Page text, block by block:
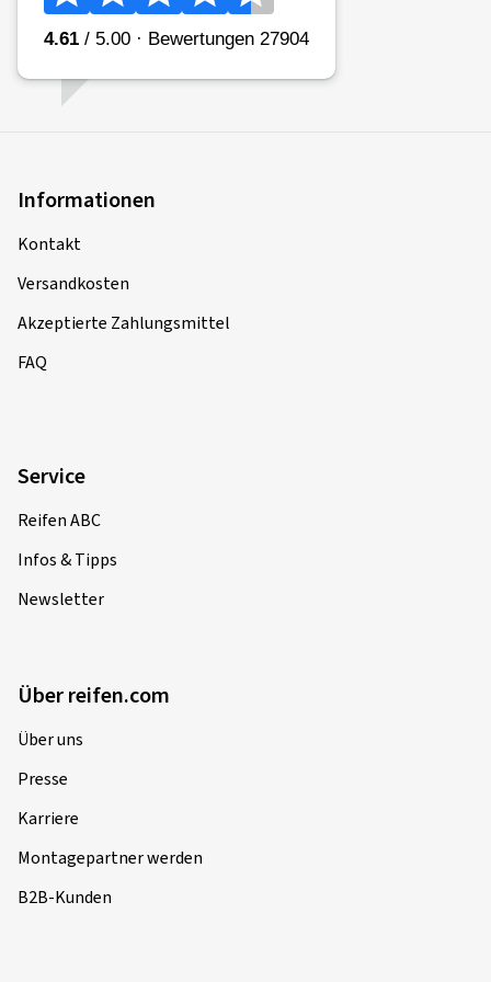
Informationen
Kontakt
Versandkosten
Akzeptierte Zahlungsmittel
FAQ
Service
Reifen ABC
Infos & Tipps
Newsletter
Über reifen.com
Über uns
Presse
Karriere
Montagepartner werden
B2B-Kunden